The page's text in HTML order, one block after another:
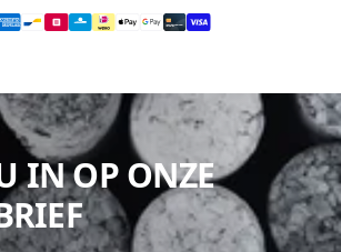
IN OP ONZE